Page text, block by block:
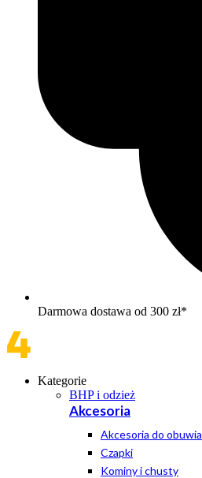
Darmowa dostawa od 300 zł*
Kategorie
BHP i odzież
Akcesoria
Akcesoria do obuwia
Czapki
Kominy i chusty